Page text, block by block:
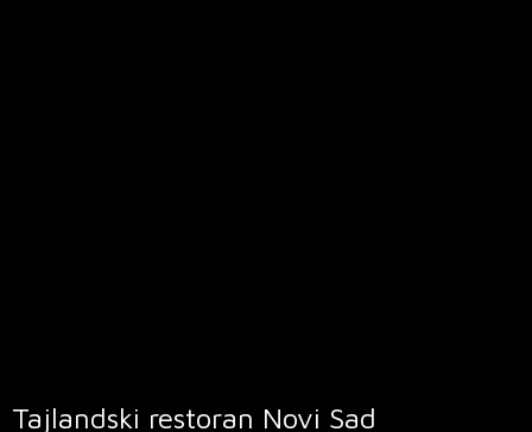
Tajlandski restoran Novi Sad